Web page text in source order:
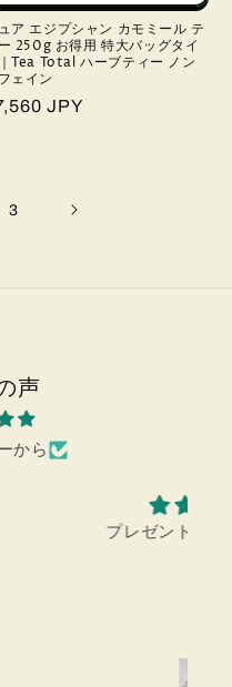
ア エジプシャン カモミール テ
250g お得用 特大バッグタイ
Tea Total ハーブティー ノン
ェイン
JPY
3
声
から